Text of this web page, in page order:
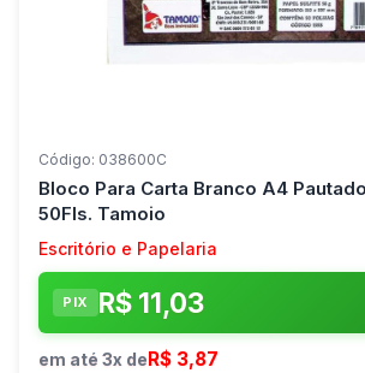
Código: 038600C
Bloco Para Carta Branco A4
50Fls. Tamoio
Escritório e Papelaria
PIX R$ 11,03
em até 3x de R$ 3,87